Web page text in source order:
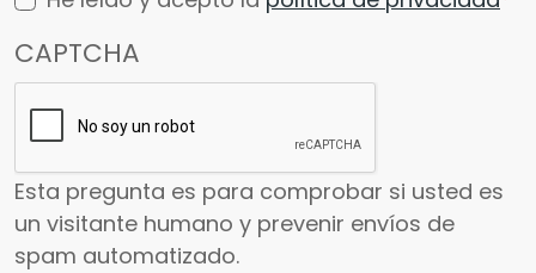
CAPTCHA
Esta pregunta es para comprobar si usted es
un visitante humano y prevenir envíos de
spam automatizado.